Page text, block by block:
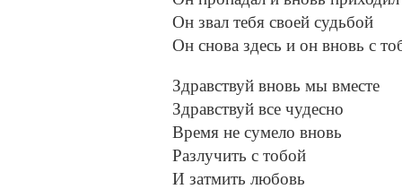
Он звал тебя своей судьбой
Он снова здесь и он вновь с
Здравствуй вновь мы вместе
Здравствуй все чудесно
Время не сумело вновь
Разлучить с тобой
И затмить любовь